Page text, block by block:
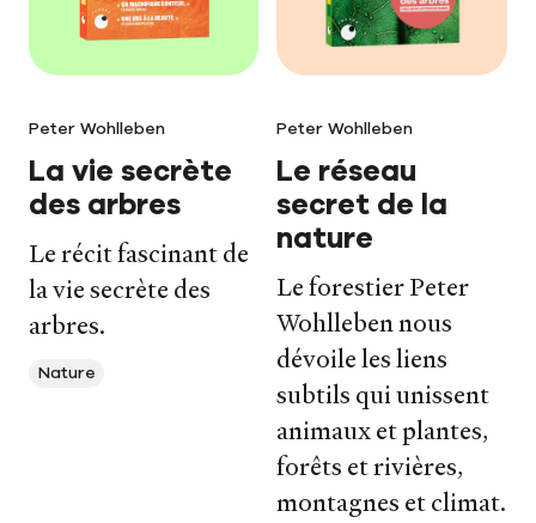
Peter Wohlleben
La vie secrète
des arbres
Le récit fascinant de
la vie secrète des
arbres.
Nature
Peter Wohlleben
Le réseau
secret de la
nature
Le forestier Peter
Wohlleben nous
dévoile les liens
subtils qui unissent
animaux et plantes,
forêts et rivières,
montagnes et climat.